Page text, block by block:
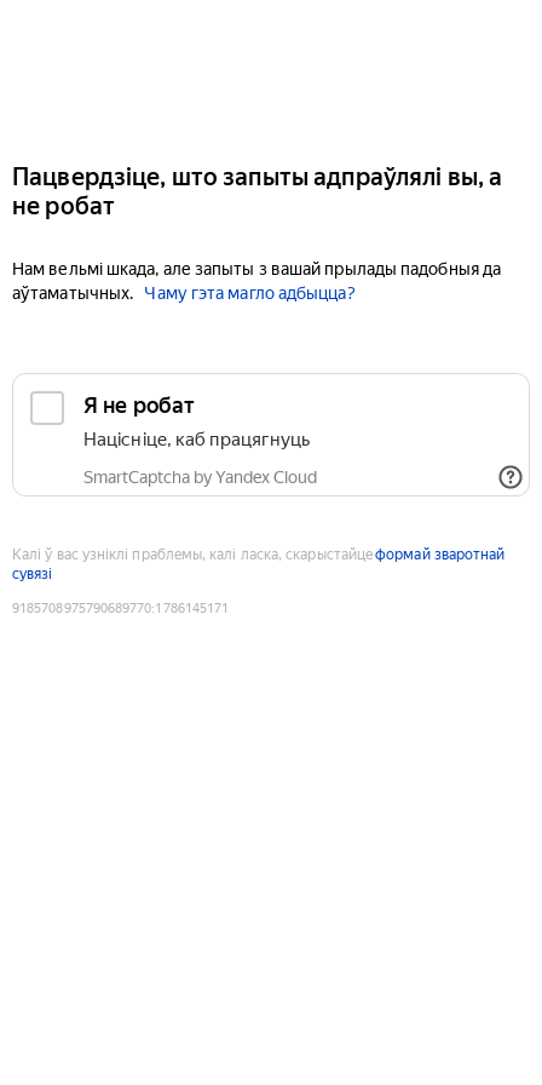
Пацвердзіце, што запыты адпраўлялі вы, а
не робат
Нам вельмі шкада, але запыты з вашай прылады падобныя да
аўтаматычных.
Чаму гэта магло адбыцца?
Я не робат
Націсніце, каб працягнуць
SmartCaptcha by Yandex Cloud
Калі ў вас узніклі праблемы, калі ласка, скарыстайцеформай зваротнай
сувязі
9185708975790689770:1786145171